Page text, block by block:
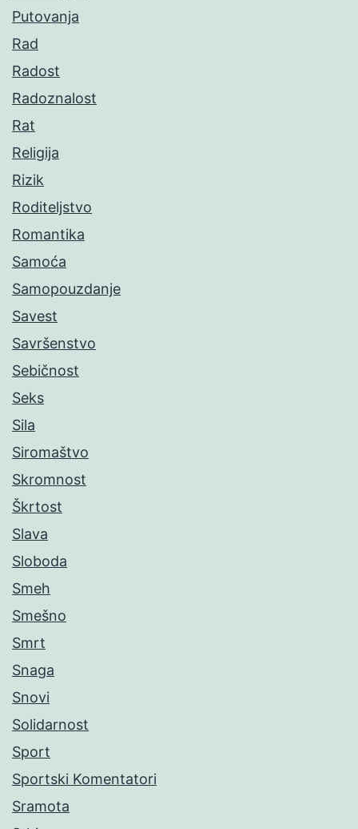
Putovanja
Rad
Radost
Radoznalost
Rat
Religija
Rizik
Roditeljstvo
Romantika
Samoća
Samopouzdanje
Savest
Savršenstvo
Sebičnost
Seks
Sila
Siromaštvo
Skromnost
Škrtost
Slava
Sloboda
Smeh
Smešno
Smrt
Snaga
Snovi
Solidarnost
Sport
Sportski Komentatori
Sramota